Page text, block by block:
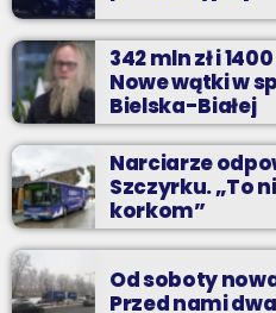
342 mln zł i
Nowe wątki w
Bielska-Białej
Narciarze
Szczyrku. „To
korkom”
Od soboty
Przed nami